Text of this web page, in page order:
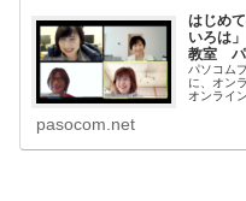
はじめ
いろは
教室 パ
パソコム
に、オン
オンライ
知ってく
pasocom.net